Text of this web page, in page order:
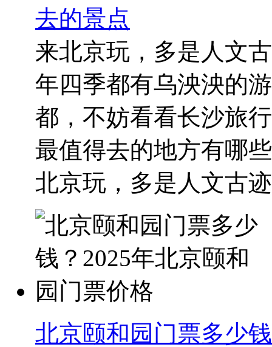
去的景点
来北京玩，多是人文
年四季都有乌泱泱的
都，不妨看看长沙旅
最值得去的地方有哪
北京玩，多是人文古
北京颐和园门票多少